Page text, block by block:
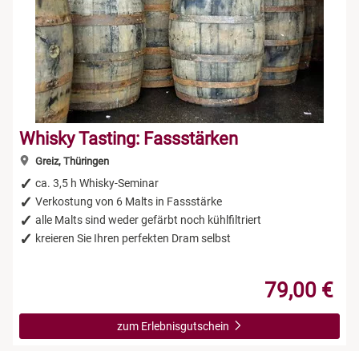
Whisky Tasting: Fassstärken
Greiz, Thüringen
ca. 3,5 h Whisky-Seminar
Verkostung von 6 Malts in Fassstärke
alle Malts sind weder gefärbt noch kühlfiltriert
kreieren Sie Ihren perfekten Dram selbst
79,00 €
zum Erlebnisgutschein